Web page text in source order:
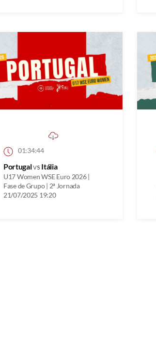
01:34:44
Portugalvs Itália
U17 Women WSE Euro 2026 |
Fase de Grupo | 2ª Jornada
21/07/2025 19:20